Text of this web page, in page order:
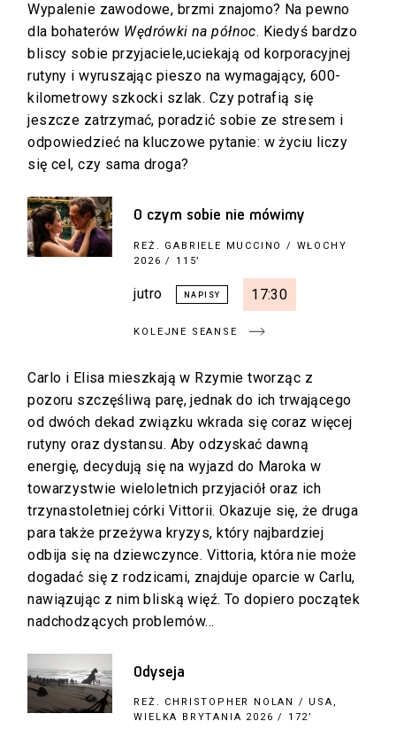
Wypalenie zawodowe, brzmi znajomo? Na pewno
dla bohaterów Wędrówki na północ. Kiedyś bardzo
bliscy sobie przyjaciele,uciekają od korporacyjnej
rutyny i wyruszając pieszo na wymagający, 600-
kilometrowy szkocki szlak. Czy potrafią się
jeszcze zatrzymać, poradzić sobie ze stresem i
odpowiedzieć na kluczowe pytanie: w życiu liczy
się cel, czy sama droga?
O czym sobie nie mówimy
REŻ. GABRIELE MUCCINO
/ WŁOCHY
2026 / 115’
jutro 17:30
KOLEJNE SEANSE
Carlo i Elisa mieszkają w Rzymie tworząc z
pozoru szczęśliwą parę, jednak do ich trwającego
od dwóch dekad związku wkrada się coraz więcej
rutyny oraz dystansu. Aby odzyskać dawną
energię, decydują się na wyjazd do Maroka w
towarzystwie wieloletnich przyjaciół oraz ich
trzynastoletniej córki Vittorii. Okazuje się, że druga
para także przeżywa kryzys, który najbardziej
odbija się na dziewczynce. Vittoria, która nie może
dogadać się z rodzicami, znajduje oparcie w Carlu,
nawiązując z nim bliską więź. To dopiero początek
nadchodzących problemów…
Odyseja
REŻ. CHRISTOPHER NOLAN
/ USA,
WIELKA BRYTANIA 2026 / 172’